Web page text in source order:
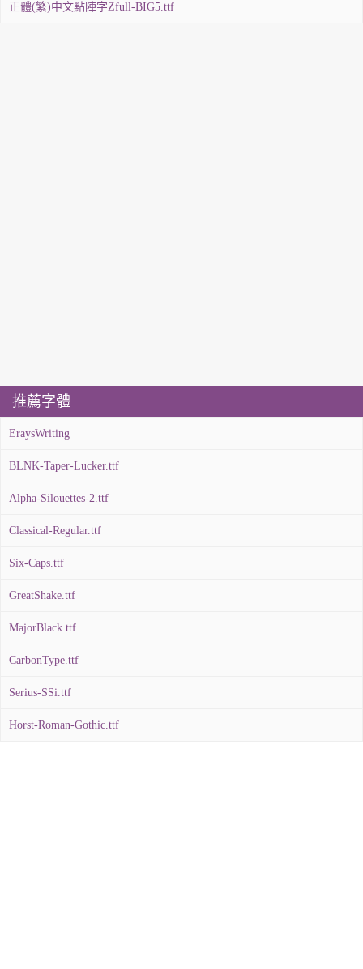
正體(繁)中文點陣字Zfull-BIG5.ttf
推薦字體
EraysWriting
BLNK-Taper-Lucker.ttf
Alpha-Silouettes-2.ttf
Classical-Regular.ttf
Six-Caps.ttf
GreatShake.ttf
MajorBlack.ttf
CarbonType.ttf
Serius-SSi.ttf
Horst-Roman-Gothic.ttf